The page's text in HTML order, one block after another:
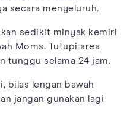
secara menyeluruh.
sedikit minyak kemiri
Moms. Tutupi area
tunggu selama 24 jam.
bilas lengan bawah
jangan gunakan lagi